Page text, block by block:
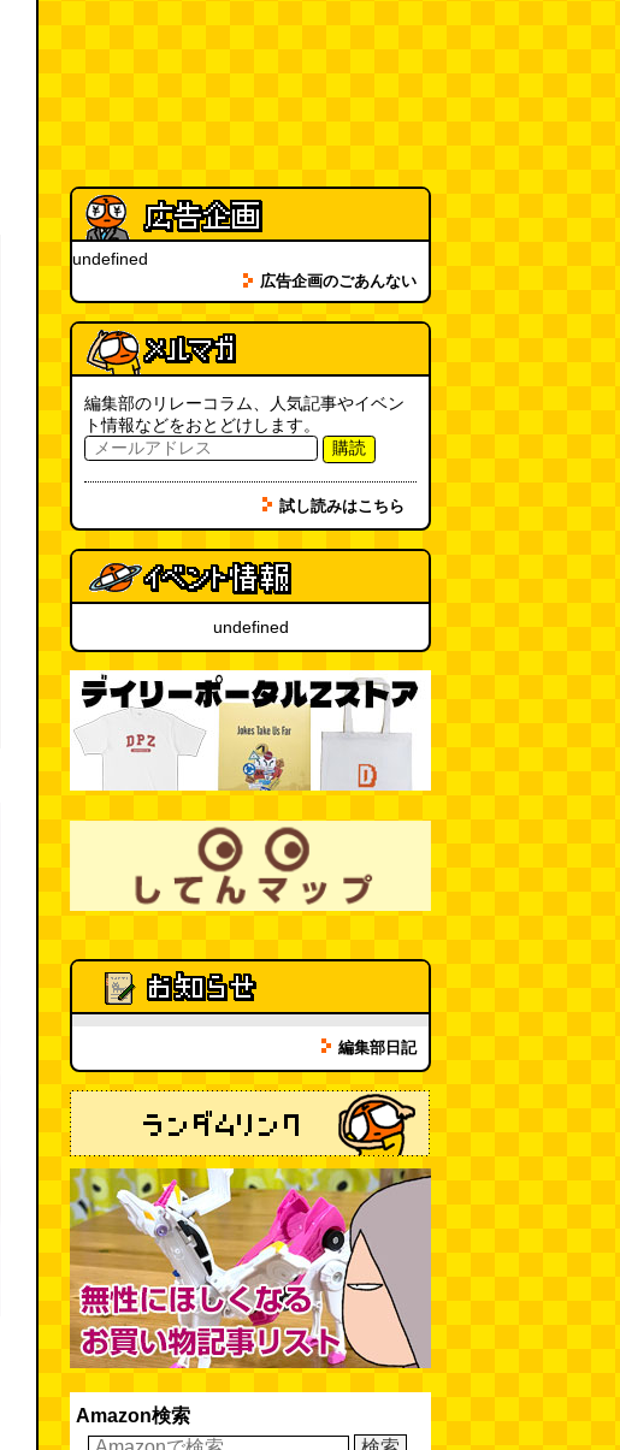
(べつやく れい)
らホイッスルになりました(爲房
新太朗)
缶チューハイの内側の世界
ッコ) (08.05 11:00)
台湾のおめでたすぎる折り紙の本
(唐沢むぎこ) (08.05 10:00)
～チャーハン部活動報告（傑作
選）(江ノ島茂道)
ちょこ煎がカインズPBで販売し
てました(読者投稿)
世田谷区民会館行きのバスは1日
1本(べつやく れい) (08.04 16:00)
「モグラ駅」で有名な土合駅……
実は真の秘境駅はお隣の湯檜曽駅
だった(ぼっちのazumiさん)
(08.04 11:00)
るのか？ (石井公二)
（2026.8.4 朝エッセイ/西村まさ
(08.04
10:00)
SDカードのケチャップ和え / う
っかりデイリー 2026年8月1日号
(デイリーポータルZ) (08.03 17:00)
undefined
広告企画のごあんない
編集部のリレーコラム、人気記事やイベン
ト情報などをおとどけします。
購読
試し読みはこちら
undefined
編集部日記
Amazon検索